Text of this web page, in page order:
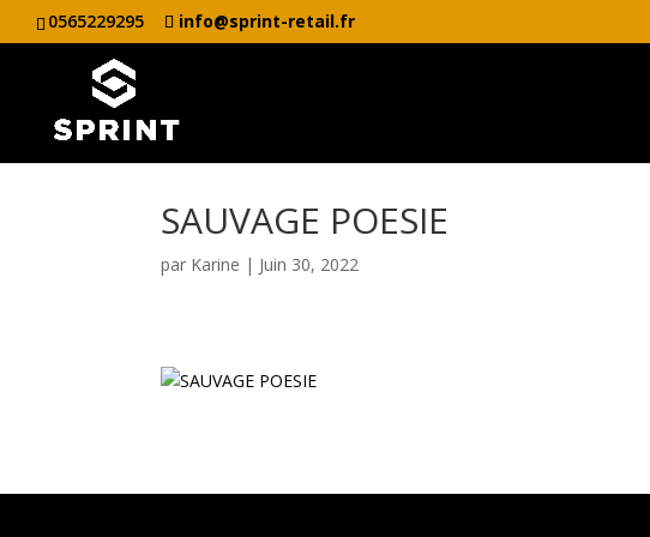
0565229295 info@sprint-retail.fr
SAUVAGE POESIE
par Karine | Juin 30, 2022